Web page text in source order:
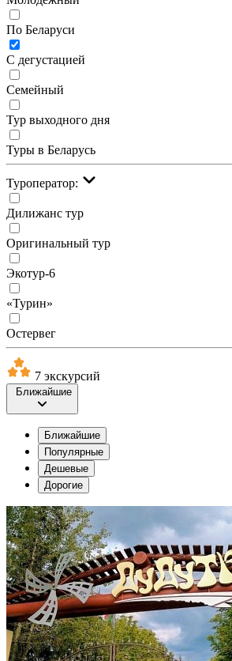
По Беларуси
С дегустацией
Семейный
Тур выходного дня
Туры в Беларусь
Туроператор:
Дилижанс тур
Оригинальный тур
Экотур-6
«Турин»
Остервег
7 экскурсий
Ближайшие
Ближайшие
Популярные
Дешевые
Дорогие